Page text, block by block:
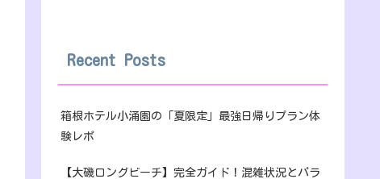
Recent Posts
箱根ホテル小涌園の「夏限定」最強日帰りプラン体
験レポ
【大磯ロングビーチ】完全ガイド！混雑状況とパラ